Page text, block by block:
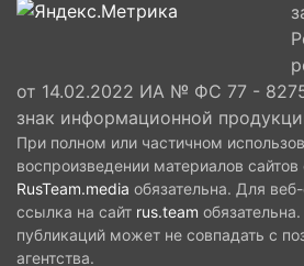
от 14.02.2022 ИА № ФС 77 -
знак информационной
При полном или частичном
воспроизведении материалов
RusTeam.media обязательна. Для
ссылка на сайт rus.team
публикаций может не совпадать с
агентства.